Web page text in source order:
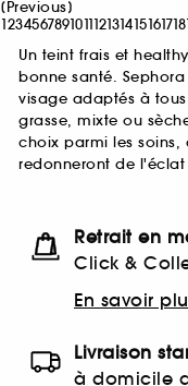
[Previous]
123456789101112131415161718
Un teint frais et
bonne santé.
visage adaptés à
grasse, mixte ou
choix parmi les soins,
redonneront de
Retrait en
Click &
En savoir
Livraison
à domicile